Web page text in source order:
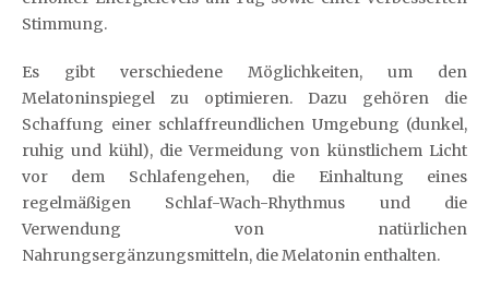
Stimmung.
Es gibt verschiedene Möglichkeiten, um den
Melatoninspiegel zu optimieren. Dazu gehören die
Schaffung einer schlaffreundlichen Umgebung (dunkel,
ruhig und kühl), die Vermeidung von künstlichem Licht
vor dem Schlafengehen, die Einhaltung eines
regelmäßigen Schlaf-Wach-Rhythmus und die
Verwendung von natürlichen
Nahrungsergänzungsmitteln, die Melatonin enthalten.